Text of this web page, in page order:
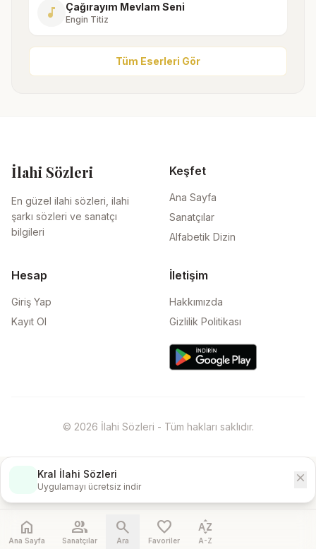
music_note Çağırayım Mevlam Seni
Engin Titiz
Tüm Eserleri Gör
İlahi Sözleri
En güzel ilahi sözleri, ilahi
şarkı sözleri ve sanatçı
bilgileri
Keşfet
Ana Sayfa
Sanatçılar
Alfabetik Dizin
Hesap
Giriş Yap
Kayıt Ol
İletişim
Hakkımızda
Gizlilik Politikası
© 2026 İlahi Sözleri - Tüm hakları saklıdır.
Kral İlahi Sözleri
Uygulamayı ücretsiz indir
close
home
Ana Sayfa
people
Sanatçılar
search
Ara
favorite
Favoriler
sort_by_alpha
A-Z